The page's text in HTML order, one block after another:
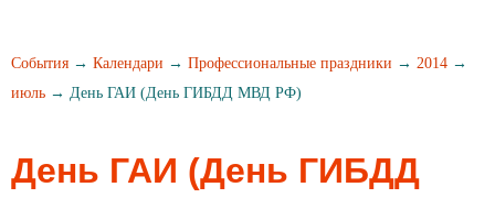
События → Календари → Профессиональные праздники → 2014 →
июль → День ГАИ (День ГИБДД МВД РФ)
День ГАИ (День ГИБДД